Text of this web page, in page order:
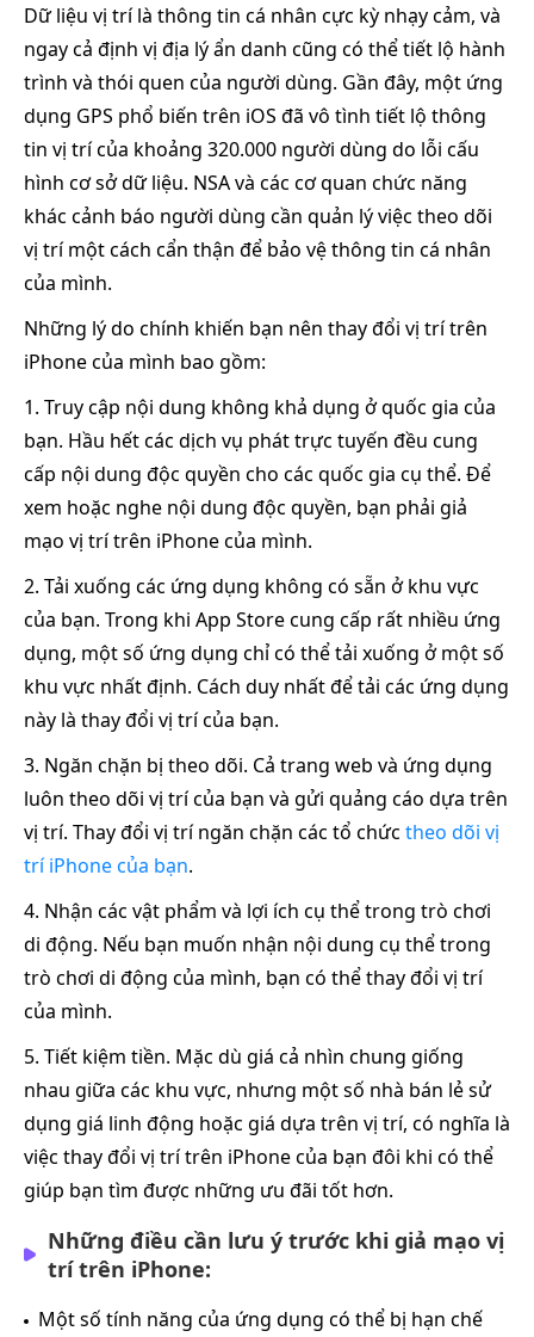
Dữ liệu vị trí là thông tin cá nhân cực kỳ nhạy cảm, và
ngay cả định vị địa lý ẩn danh cũng có thể tiết lộ hành
trình và thói quen của người dùng. Gần đây, một ứng
dụng GPS phổ biến trên iOS đã vô tình tiết lộ thông
tin vị trí của khoảng 320.000 người dùng do lỗi cấu
hình cơ sở dữ liệu. NSA và các cơ quan chức năng
khác cảnh báo người dùng cần quản lý việc theo dõi
vị trí một cách cẩn thận để bảo vệ thông tin cá nhân
của mình.
Những lý do chính khiến bạn nên thay đổi vị trí trên
iPhone của mình bao gồm:
1. Truy cập nội dung không khả dụng ở quốc gia của
bạn. Hầu hết các dịch vụ phát trực tuyến đều cung
cấp nội dung độc quyền cho các quốc gia cụ thể. Để
xem hoặc nghe nội dung độc quyền, bạn phải giả
mạo vị trí trên iPhone của mình.
2. Tải xuống các ứng dụng không có sẵn ở khu vực
của bạn. Trong khi App Store cung cấp rất nhiều ứng
dụng, một số ứng dụng chỉ có thể tải xuống ở một số
khu vực nhất định. Cách duy nhất để tải các ứng dụng
này là thay đổi vị trí của bạn.
3. Ngăn chặn bị theo dõi. Cả trang web và ứng dụng
luôn theo dõi vị trí của bạn và gửi quảng cáo dựa trên
vị trí. Thay đổi vị trí ngăn chặn các tổ chức theo dõi vị
trí iPhone của bạn.
4. Nhận các vật phẩm và lợi ích cụ thể trong trò chơi
di động. Nếu bạn muốn nhận nội dung cụ thể trong
trò chơi di động của mình, bạn có thể thay đổi vị trí
của mình.
5. Tiết kiệm tiền. Mặc dù giá cả nhìn chung giống
nhau giữa các khu vực, nhưng một số nhà bán lẻ sử
dụng giá linh động hoặc giá dựa trên vị trí, có nghĩa là
việc thay đổi vị trí trên iPhone của bạn đôi khi có thể
giúp bạn tìm được những ưu đãi tốt hơn.
Những điều cần lưu ý trước khi giả mạo vị
trí trên iPhone:
Một số tính năng của ứng dụng có thể bị hạn chế